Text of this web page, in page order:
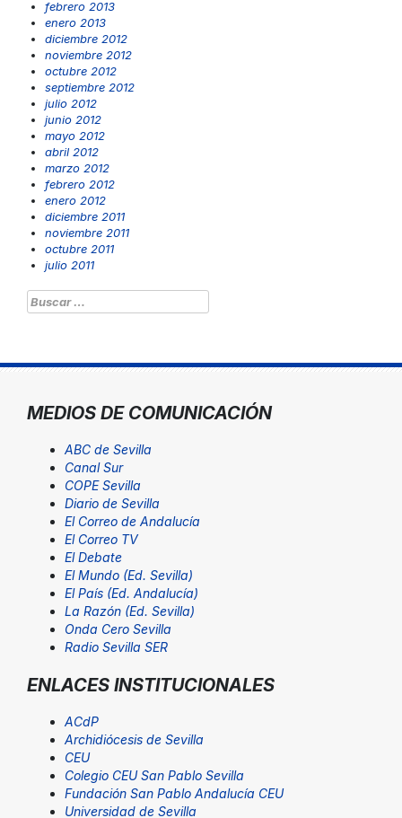
febrero 2013
enero 2013
diciembre 2012
noviembre 2012
octubre 2012
septiembre 2012
julio 2012
junio 2012
mayo 2012
abril 2012
marzo 2012
febrero 2012
enero 2012
diciembre 2011
noviembre 2011
octubre 2011
julio 2011
Buscar:
MEDIOS DE COMUNICACIÓN
ABC de Sevilla
Canal Sur
COPE Sevilla
Diario de Sevilla
El Correo de Andalucía
El Correo TV
El Debate
El Mundo (Ed. Sevilla)
El País (Ed. Andalucía)
La Razón (Ed. Sevilla)
Onda Cero Sevilla
Radio Sevilla SER
ENLACES INSTITUCIONALES
ACdP
Archidiócesis de Sevilla
CEU
Colegio CEU San Pablo Sevilla
Fundación San Pablo Andalucía CEU
Universidad de Sevilla